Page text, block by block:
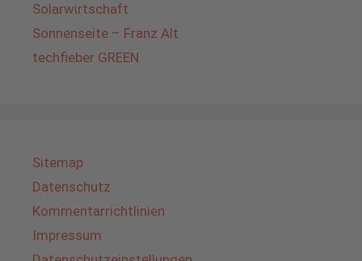
Solarwirtschaft
Sonnenseite – Franz Alt
techfieber GREEN
Sitemap
Datenschutz
Kommentarrichtlinien
Impressum